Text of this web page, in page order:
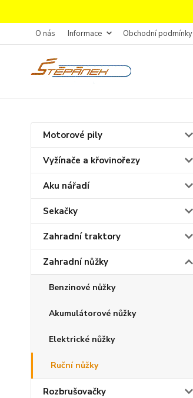
O nás Informace Obchodní podmínky
Motorové pily
Vyžínače a křovinořezy
Aku nářadí
Sekačky
Zahradní traktory
Zahradní nůžky
Benzinové nůžky
Akumulátorové nůžky
Elektrické nůžky
Ruční nůžky
Rozbrušovačky